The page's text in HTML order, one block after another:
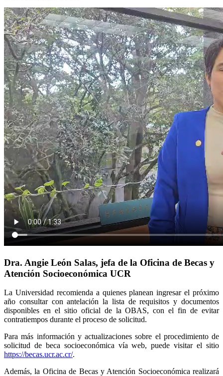
Dra. Angie León Salas, jefa de la Oficina de Becas y
Atención Socioeconómica UCR
La Universidad recomienda a quienes planean ingresar el próximo
año consultar con antelación la lista de requisitos y documentos
disponibles en el sitio oficial de la OBAS, con el fin de evitar
contratiempos durante el proceso de solicitud.
Para más información y actualizaciones sobre el procedimiento de
solicitud de beca socioeconómica vía web, puede visitar el sitio
https://becas.ucr.ac.cr/.
Además, la Oficina de Becas y Atención Socioeconómica realizará